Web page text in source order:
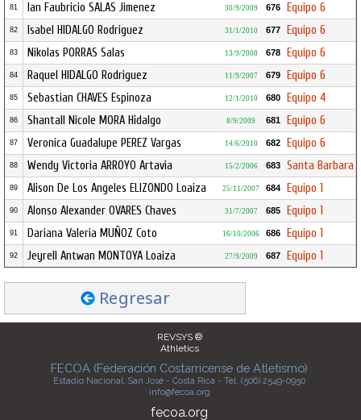
81 Ian Faubricio SALAS Jimenez 30/9/2009 676 Equipo 6
82 Isabel HIDALGO Rodriguez 31/1/2010 677 Equipo 6
83 Nikolas PORRAS Salas 13/9/2008 678 Equipo 6
84 Raquel HIDALGO Rodriguez 11/9/2007 679 Equipo 6
85 Sebastian CHAVES Espinoza 12/1/2010 680 Equipo 4
86 Shantall Nicole MORA Hidalgo 8/9/2009 681 Equipo 6
87 Veronica Guadalupe PEREZ Vargas 14/6/2010 682 Equipo 6
88 Wendy Victoria ARROYO Artavia 15/2/2006 683 Santa Barbara
89 Alison De Los Angeles ELIZONDO Loaiza 25/11/2007 684 Equipo 1
90 Alonso Alexander OVARES Chaves 31/7/2007 685 Equipo 1
91 Dariana Valeria MUÑOZ Coto 16/10/2006 686 Equipo 1
92 Jeyrell Antwan MONTOYA Loaiza 27/9/2009 687 Equipo 1
Regresar
REVSYS ®
Athletics
FECOA (Federación Costarricense de Atletismo)
Estadio Nacional, San José - Costa Rica - Tel. (506) 2549-0950
info@fecoa.org
fecoa.org